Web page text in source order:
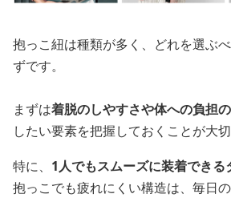
抱っこ紐は種類が多く、どれを選ぶ
ずです。
まずは着脱のしやすさや体への負担
したい要素を把握しておくことが大切
特に、 1人でもスムーズに装着できる
抱っこでも疲れにくい構造は、毎日